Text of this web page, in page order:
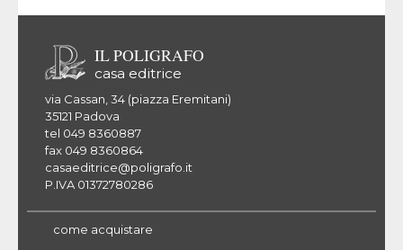
IL POLIGRAFO
casa editrice
via Cassan, 34 (piazza Eremitani)
35121 Padova
tel 049 8360887
fax 049 8360864
casaeditrice@poligrafo.it
P.IVA 01372780286
come acquistare